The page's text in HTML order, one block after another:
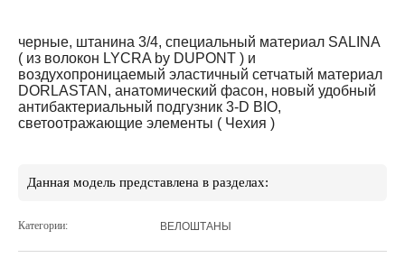
черные, штанина 3/4, специальный материал SALINA
( из волокон LYCRA by DUPONT ) и
воздухопроницаемый эластичный сетчатый материал
DORLASTAN, анатомический фасон, новый удобный
антибактериальный подгузник 3-D BIO,
светоотражающие элементы ( Чехия )
Данная модель представлена в разделах:
Категории: ВЕЛОШТАНЫ